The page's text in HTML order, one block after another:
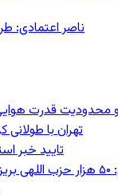
ناصر اعتمادی:
قدرت هوایی؛
تهران با
تایید خبر